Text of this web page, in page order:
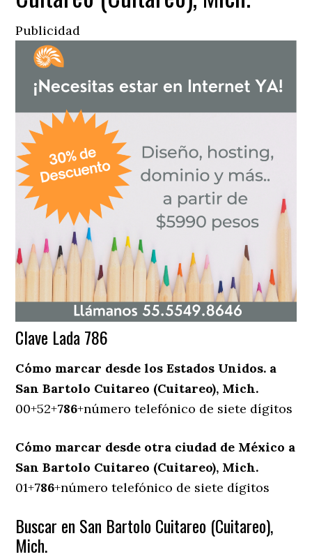
Publicidad
Clave Lada 786
Cómo marcar desde los Estados Unidos. a
San Bartolo Cuitareo (Cuitareo), Mich.
00+52+786+número telefónico de siete dígitos
Cómo marcar desde otra ciudad de México a
San Bartolo Cuitareo (Cuitareo), Mich.
01+786+número telefónico de siete dígitos
Buscar en San Bartolo Cuitareo (Cuitareo),
Mich.